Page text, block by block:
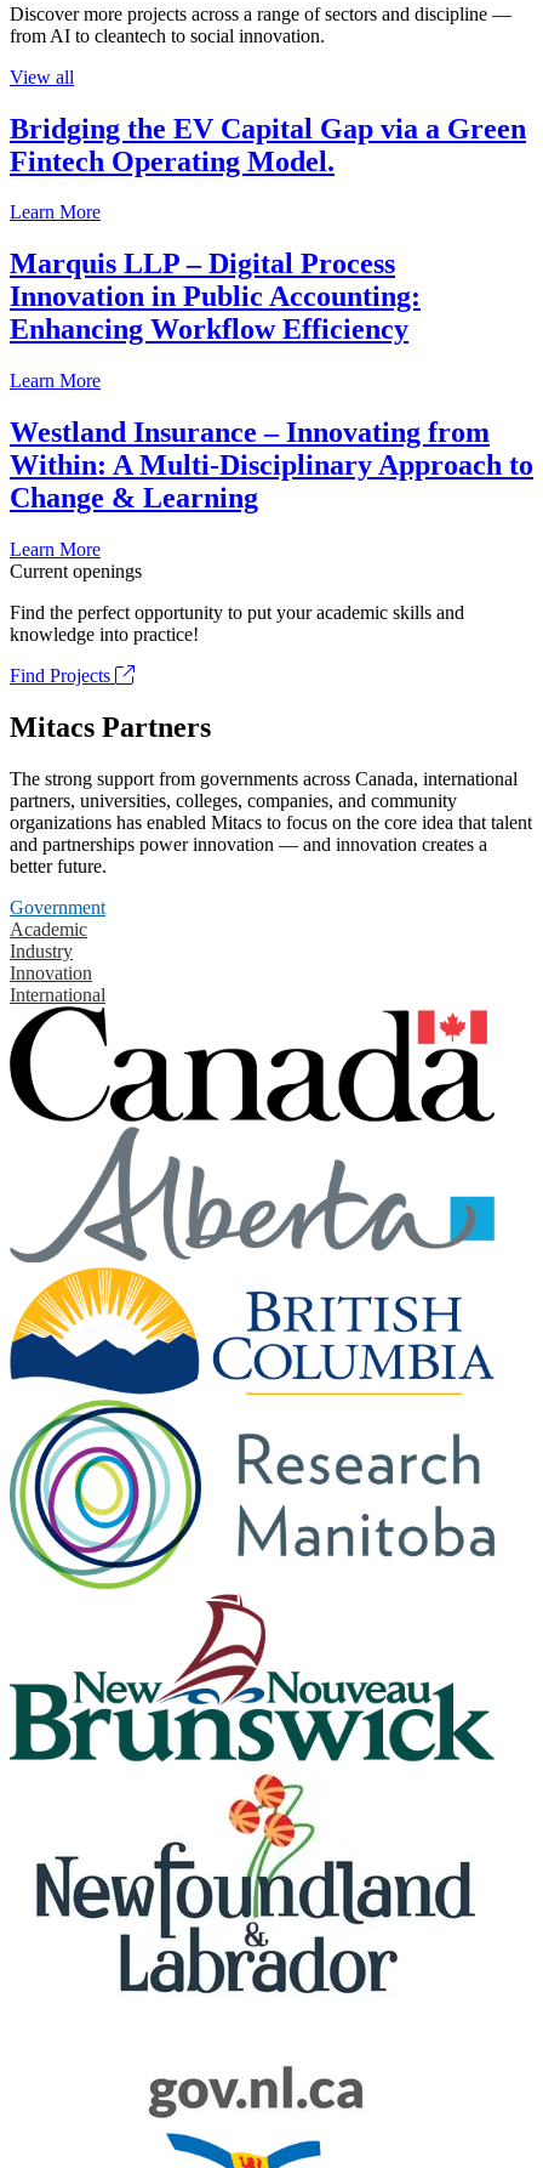
Discover more projects across a range of sectors and discipline —
from AI to cleantech to social innovation.
View all
Bridging the EV Capital Gap via a Green
Fintech Operating Model.
Learn More
Marquis LLP – Digital Process
Innovation in Public Accounting:
Enhancing Workflow Efficiency
Learn More
Westland Insurance – Innovating from
Within: A Multi-Disciplinary Approach to
Change & Learning
Learn More
Current openings
Find the perfect opportunity to put your academic skills and
knowledge into practice!
Find Projects
Mitacs Partners
The strong support from governments across Canada, international
partners, universities, colleges, companies, and community
organizations has enabled Mitacs to focus on the core idea that talent
and partnerships power innovation — and innovation creates a
better future.
Government
Academic
Industry
Innovation
International